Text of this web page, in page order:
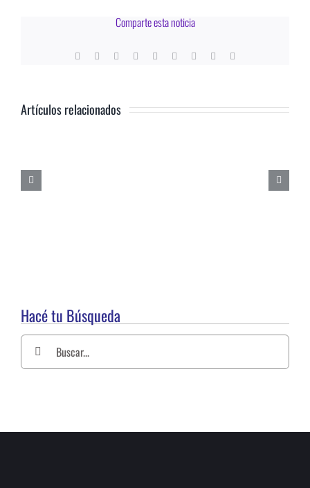
Comparte esta noticia
Facebook Reddit LinkedInWhatsApp
TumblrPinterest
Artículos relacionados
Nutanix
X
2026
Hacé tu Búsqueda
Buscar: